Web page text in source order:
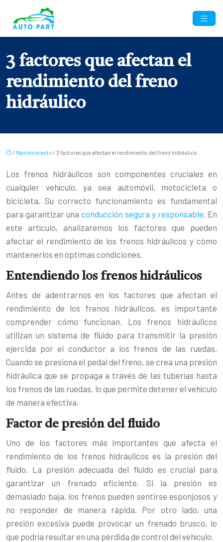
3 factores que afectan el
rendimiento del freno
hidráulico
/ Mantenimiento / 3 factores que afectan el rendimiento del freno hidráulico
Los frenos hidráulicos son componentes cruciales en
cualquier vehículo, ya sea automóvil, motocicleta o
bicicleta. Su correcto funcionamiento es fundamental
para garantizar una conducción segura y responsable . En
este artículo, analizaremos los factores que pueden
afectar el rendimiento de los frenos hidráulicos y cómo
mantenerlos en óptimas condiciones.
Entendiendo los frenos hidráulicos
Antes de adentrarnos en los factores que afectan el
rendimiento de los frenos hidráulicos, es importante
comprender cómo funcionan. Los frenos hidráulicos
utilizan un sistema de fluido para transmitir la presión
ejercida por el conductor a los frenos de las ruedas.
Cuando se presiona el pedal del freno, se crea una presión
hidráulica que se propaga a través de las tuberías hasta
los frenos de las ruedas, lo que permite detener el vehículo
de manera efectiva.
Factor de presión del fluido
Uno de los factores más importantes que afecta el
rendimiento de los frenos hidráulicos es la presión del
fluido. La presión adecuada del fluido es crucial para
garantizar un frenado eficiente. Si la presión es
demasiado baja, los frenos pueden sentirse esponjosos y
no responder de manera rápida. Por otro lado, una
presión excesiva puede provocar un frenado brusco, lo
que podría resultar en una pérdida de control del vehículo.